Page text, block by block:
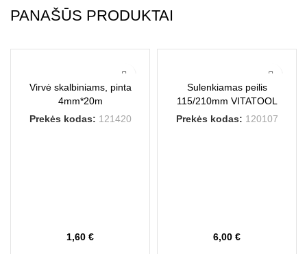
PANAŠŪS PRODUKTAI
Virvė skalbiniams, pinta
4mm*20m
Prekės kodas: 121420
1,60 €
Sulenkiamas peilis
115/210mm VITATOOL
Prekės kodas: 120107
6,00 €